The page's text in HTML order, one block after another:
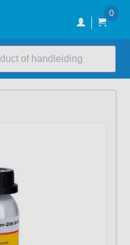
0
of handleiding